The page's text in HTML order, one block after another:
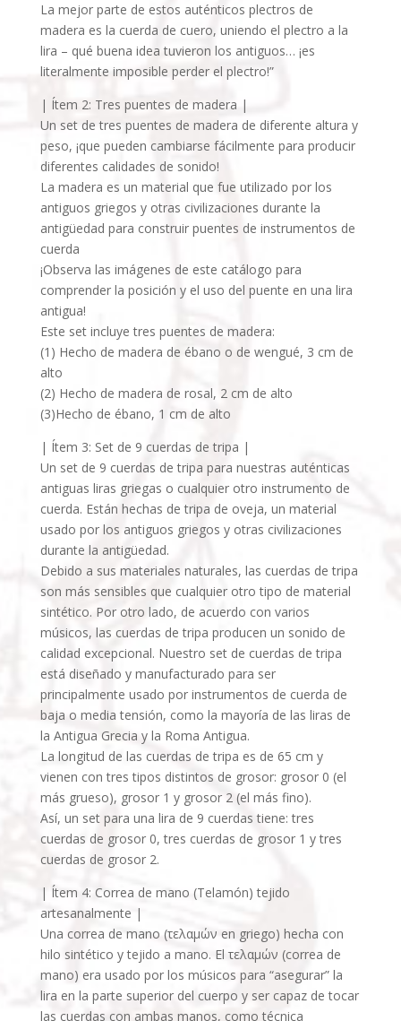
La mejor parte de estos auténticos plectros de
madera es la cuerda de cuero, uniendo el plectro a la
lira – qué buena idea tuvieron los antiguos… ¡es
literalmente imposible perder el plectro!”
| Ítem 2: Tres puentes de madera |
Un set de tres puentes de madera de diferente altura y
peso, ¡que pueden cambiarse fácilmente para producir
diferentes calidades de sonido!
La madera es un material que fue utilizado por los
antiguos griegos y otras civilizaciones durante la
antigüedad para construir puentes de instrumentos de
cuerda
¡Observa las imágenes de este catálogo para
comprender la posición y el uso del puente en una lira
antigua!
Este set incluye tres puentes de madera:
(1) Hecho de madera de ébano o de wengué, 3 cm de
alto
(2) Hecho de madera de rosal, 2 cm de alto
(3)Hecho de ébano, 1 cm de alto
| Ítem 3: Set de 9 cuerdas de tripa |
Un set de 9 cuerdas de tripa para nuestras auténticas
antiguas liras griegas o cualquier otro instrumento de
cuerda. Están hechas de tripa de oveja, un material
usado por los antiguos griegos y otras civilizaciones
durante la antigüedad.
Debido a sus materiales naturales, las cuerdas de tripa
son más sensibles que cualquier otro tipo de material
sintético. Por otro lado, de acuerdo con varios
músicos, las cuerdas de tripa producen un sonido de
calidad excepcional. Nuestro set de cuerdas de tripa
está diseñado y manufacturado para ser
principalmente usado por instrumentos de cuerda de
baja o media tensión, como la mayoría de las liras de
la Antigua Grecia y la Roma Antigua.
La longitud de las cuerdas de tripa es de 65 cm y
vienen con tres tipos distintos de grosor: grosor 0 (el
más grueso), grosor 1 y grosor 2 (el más fino).
Así, un set para una lira de 9 cuerdas tiene: tres
cuerdas de grosor 0, tres cuerdas de grosor 1 y tres
cuerdas de grosor 2.
| Ítem 4: Correa de mano (Telamón) tejido
artesanalmente |
Una correa de mano (τελαμών en griego) hecha con
hilo sintético y tejido a mano. El τελαμών (correa de
mano) era usado por los músicos para “asegurar” la
lira en la parte superior del cuerpo y ser capaz de tocar
las cuerdas con ambas manos, como técnica